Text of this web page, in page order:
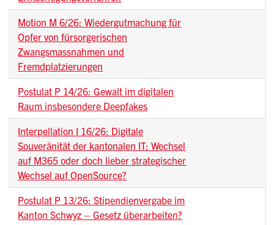
Motion M 6/26: Wiedergutmachung für
Opfer von fürsorgerischen
Zwangsmassnahmen und
Fremdplatzierungen
Postulat P 14/26: Gewalt im digitalen
Raum insbesondere Deepfakes
Interpellation I 16/26: Digitale
Souveränität der kantonalen IT: Wechsel
auf M365 oder doch lieber strategischer
Wechsel auf OpenSource?
Postulat P 13/26: Stipendienvergabe im
Kanton Schwyz – Gesetz überarbeiten?